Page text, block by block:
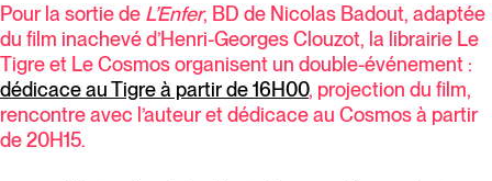
Pour la sortie de L’Enfer, BD de Nicolas Badout, adaptée
du film inachevé d’Henri-Georges Clouzot, la librairie Le
Tigre et Le Cosmos organisent un double-événement :
dédicace au Tigre à partir de 16H00, projection du film,
rencontre avec l’auteur et dédicace au Cosmos à partir
de 20H15.